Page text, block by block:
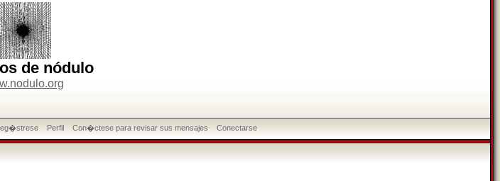
de nódulo
Perfil Con�ctese para revisar sus mensajes Conectarse